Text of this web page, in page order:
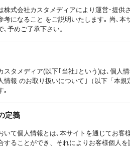
株式会社カスタメディアにより運営･提供
考になること をご説明いたします｡ 尚､
､予めご了承下さい。
スタメディア(以下｢当社｣という)は､個人
情報 のお取り扱いについて｣（以下「本
｡
定義
いて個人情報とは､本サイトを通じてお客
することができ、それによりお客様個人